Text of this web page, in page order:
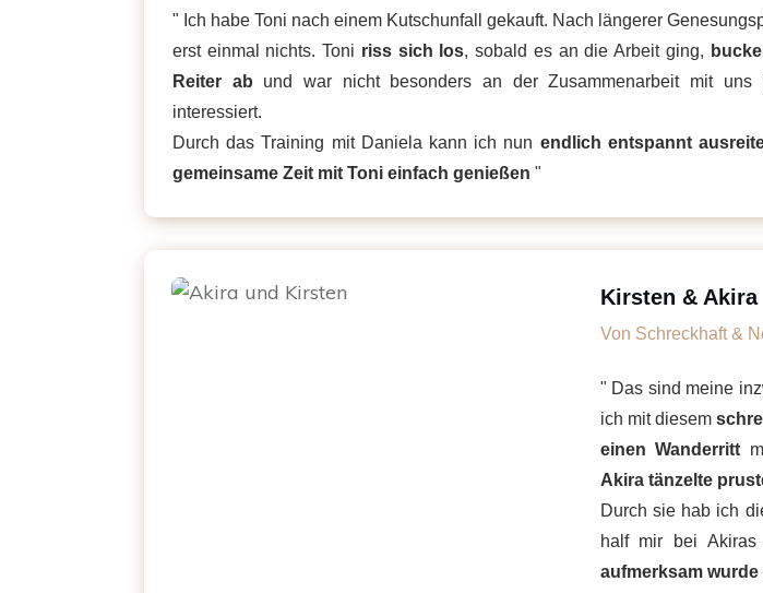
" Ich habe Toni nach einem Kutschunfall gekauft. Nach längerer
erst einmal nichts. Toni riss sich los, sobald es an die Arbeit ging,
Reiter ab und war nicht besonders an der Zusammenarbeit mit uns
interessiert.
Durch das Training mit Daniela kann ich nun endlich entspannt
gemeinsame Zeit mit Toni einfach genießen "
Kirsten & Akira
Von Schreckhaft &
" Das sind meine
ich mit diesem
einen Wanderritt
Akira tänzelte
Durch sie hab ich
half mir bei
aufmerksam